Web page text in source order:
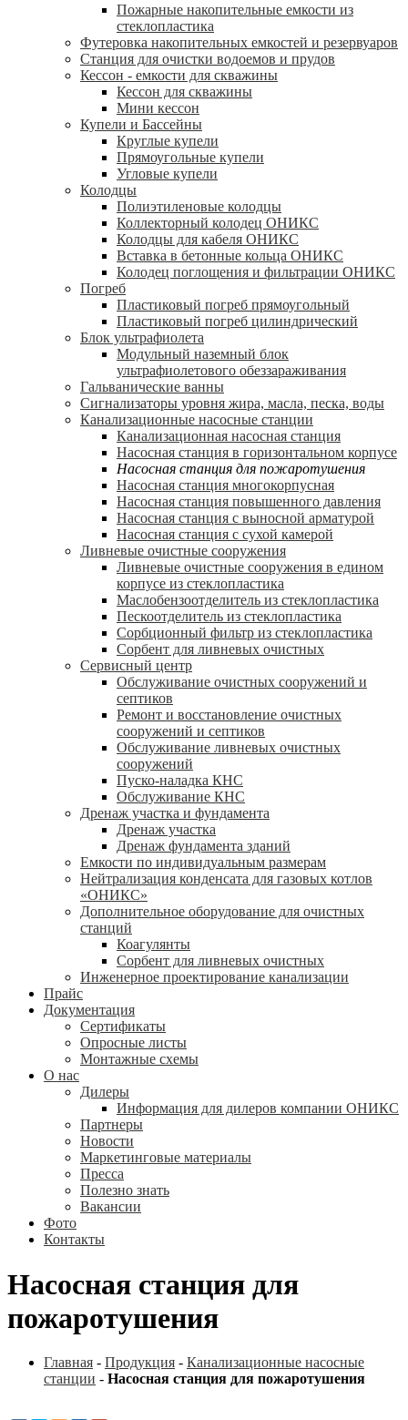
Пожарные накопительные емкости из
стеклопластика
Футеровка накопительных емкостей и резервуаров
Станция для очистки водоемов и прудов
Кессон - емкости для скважины
Кессон для скважины
Мини кессон
Купели и Бассейны
Круглые купели
Прямоугольные купели
Угловые купели
Колодцы
Полиэтиленовые колодцы
Коллекторный колодец ОНИКС
Колодцы для кабеля ОНИКС
Вставка в бетонные кольца ОНИКС
Колодец поглощения и фильтрации ОНИКС
Погреб
Пластиковый погреб прямоугольный
Пластиковый погреб цилиндрический
Блок ультрафиолета
Модульный наземный блок
ультрафиолетового обеззараживания
Гальванические ванны
Сигнализаторы уровня жира, масла, песка, воды
Канализационные насосные станции
Канализационная насосная станция
Насосная станция в горизонтальном корпусе
Насосная станция для пожаротушения
Насосная станция многокорпусная
Насосная станция повышенного давления
Насосная станция с выносной арматурой
Насосная станция с сухой камерой
Ливневые очистные сооружения
Ливневые очистные сооружения в едином
корпусе из стеклопластика
Маслобензоотделитель из стеклопластика
Пескоотделитель из стеклопластика
Сорбционный фильтр из стеклопластика
Сорбент для ливневых очистных
Сервисный центр
Обслуживание очистных сооружений и
септиков
Ремонт и восстановление очистных
сооружений и септиков
Обслуживание ливневых очистных
сооружений
Пуско-наладка КНС
Обслуживание КНС
Дренаж участка и фундамента
Дренаж участка
Дренаж фундамента зданий
Емкости по индивидуальным размерам
Нейтрализация конденсата для газовых котлов
«ОНИКС»
Дополнительное оборудование для очистных
станций
Коагулянты
Сорбент для ливневых очистных
Инженерное проектирование канализации
Прайс
Документация
Сертификаты
Опросные листы
Монтажные схемы
О нас
Дилеры
Информация для дилеров компании ОНИКС
Партнеры
Новости
Маркетинговые материалы
Пресса
Полезно знать
Вакансии
Фото
Контакты
Насосная станция для
пожаротушения
Главная - Продукция - Канализационные насосные
станции - Насосная станция для пожаротушения